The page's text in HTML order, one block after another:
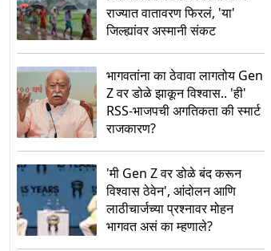
राज्यात वातावरण फिरलं, 'या'
जिल्ह्यांवर अस्मानी संकट
भागवतांना का ठेवावा लागतोय Gen
Z वर डोळे झाकून विश्वास.. 'ही'
RSS-भाजपची अगतिकता की स्मार्ट
राजकारण?
'मी Gen Z वर डोळे बंद करून
विश्वास ठेवेन', आंदोलन आणि
लाठीचार्जच्या प्रश्नावर मोहन
भागवत असं का म्हणाले?